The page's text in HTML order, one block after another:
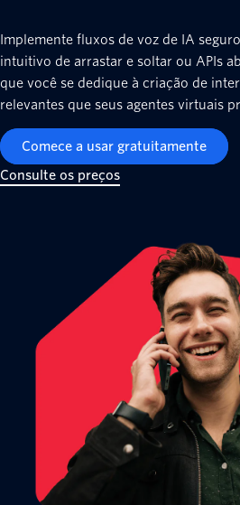
Implemente fluxos de voz de IA
intuitivo de arrastar e soltar ou APIs
que você se dedique à criação de
relevantes que seus agentes virtuais
Comece a usar gratuitamente
Consulte os preços